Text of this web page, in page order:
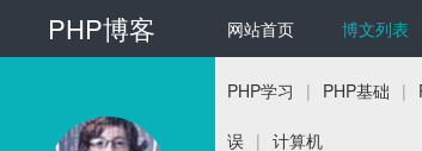
PHP博客 网站首页 博文列表
PHP学习 | PHP基础 |
误 | 计算机